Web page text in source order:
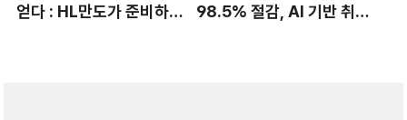
얻다 : HL만도가 준비하는
98.5% 절감, AI 기반 취약